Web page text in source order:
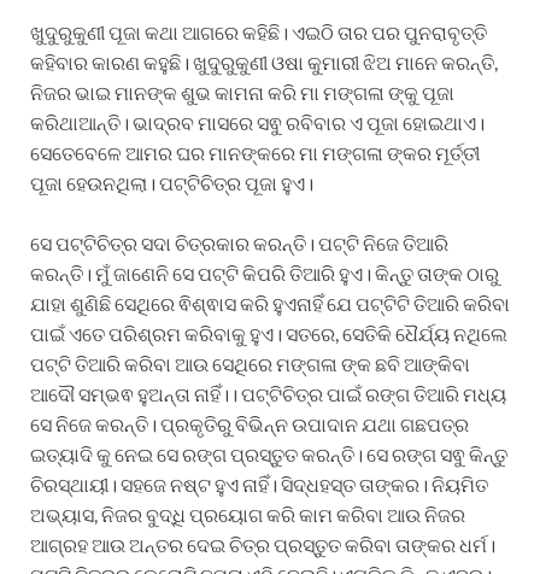
ଖୁଦୁରୁକୁଣୀ ପୂଜା କଥା ଆଗରେ କହିଛି। ଏଇଠି ତାର ପର ପୁନରାବୃତ୍ତି
କହିବାର କାରଣ କହୁଛି। ଖୁଦୁରୁକୁଣୀ ଓଷା କୁମାରୀ ଝିଅ ମାନେ କରନ୍ତି,
ନିଜର ଭାଇ ମାନଙ୍କ ଶୁଭ କାମନା କରି ମା ମଙ୍ଗଳା ଙ୍କୁ ପୂଜା
କରିଥାଆନ୍ତି। ଭାଦ୍ରବ ମାସରେ ସଵୁ ରବିବାର ଏ ପୂଜା ହୋଇଥାଏ।
ସେତେବେଳେ ଆମର ଘର ମାନଙ୍କରେ ମା ମଙ୍ଗଳା ଙ୍କର ମୂର୍ତ୍ତୀ
ପୂଜା ହେଉନଥିଲା। ପଟ୍ଟିଚିତ୍ର ପୂଜା ହୁଏ।
ସେ ପଟ୍ଟିଚିତ୍ର ସଦା ଚିତ୍ରକାର କରନ୍ତି। ପଟ୍ଟି ନିଜେ ତିଆରି
କରନ୍ତି। ମୁଁ ଜାଣେନି ସେ ପଟ୍ଟି କିପରି ତିଆରି ହୁଏ। କିନ୍ତୁ ତାଙ୍କ ଠାରୁ
ଯାହା ଶୁଣିଛି ସେଥିରେ ଵିଶ୍ଵାସ କରି ହୁଏନାହିଁ ଯେ ପଟ୍ଟିଟି ତିଆରି କରିବା
ପାଇଁ ଏତେ ପରିଶ୍ରମ କରିବାକୁ ହୁଏ। ସତରେ, ସେତିକି ଧୈର୍ଯ୍ୟ ନଥିଲେ
ପଟ୍ଟି ତିଆରି କରିବା ଆଉ ସେଥିରେ ମଙ୍ଗଳା ଙ୍କ ଛବି ଆଙ୍କିବା
ଆଦୌ ସମ୍ଭଵ ହୁଅନ୍ତା ନାହିଁ।। ପଟ୍ଟିଚିତ୍ର ପାଇଁ ରଙ୍ଗ ତିଆରି ମଧ୍ୟ
ସେ ନିଜେ କରନ୍ତି। ପ୍ରକୃତିରୁ ବିଭିନ୍ନ ଉପାଦାନ ଯଥା ଗଛପତ୍ର
ଇତ୍ୟାଦି କୁ ନେଇ ସେ ରଙ୍ଗ ପ୍ରସ୍ତୁତ କରନ୍ତି। ସେ ରଙ୍ଗ ସଵୁ କିନ୍ତୁ
ଚିରସ୍ଥାୟୀ। ସହଜେ ନଷ୍ଟ ହୁଏ ନାହିଁ। ସିଦ୍ଧହସ୍ତ ତାଙ୍କର। ନିୟମିତ
ଅଭ୍ୟାସ, ନିଜର ବୁଦ୍ଧି ପ୍ରୟୋଗ କରି କାମ କରିବା ଆଉ ନିଜର
ଆଗ୍ରହ ଆଉ ଅନ୍ତର ଦେଇ ଚିତ୍ର ପ୍ରସ୍ତୁତ କରିବା ତାଙ୍କର ଧର୍ମ।